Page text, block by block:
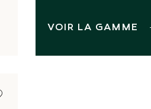
VOIR LA GAMME